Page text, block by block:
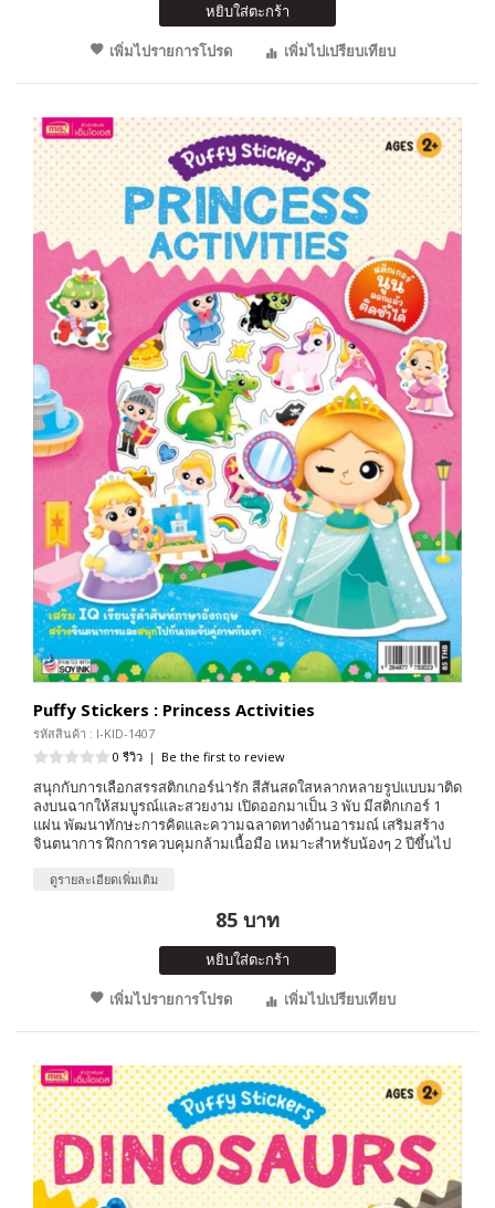
หยิบใส่ตะกร้า
เพิ่มไปรายการโปรด
เพิ่มไปเปรียบเทียบ
Puffy Stickers : Princess Activities
รหัสสินค้า : I-KID-1407
0 รีวิว | Be the first to review
สนุกกับการเลือกสรรสติกเกอร์น่ารัก สีสันสดใสหลากหลายรูปแบบมาติด
ลงบนฉากให้สมบูรณ์และสวยงาม เปิดออกมาเป็น 3 พับ มีสติกเกอร์ 1
แผ่น พัฒนาทักษะการคิดและความฉลาดทางด้านอารมณ์ เสริมสร้าง
จินตนาการ ฝึกการควบคุมกล้ามเนื้อมือ เหมาะสำหรับน้องๆ 2 ปีขึ้นไป
ดูรายละเอียดเพิ่มเติม
85 บาท
หยิบใส่ตะกร้า
เพิ่มไปรายการโปรด
เพิ่มไปเปรียบเทียบ